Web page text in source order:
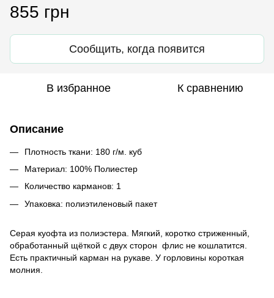
855 грн
Сообщить, когда появится
В избранное К сравнению
Описание
Плотность ткани: 180 г/м. куб
Материал: 100% Полиестер
Количество карманов: 1
Упаковка: полиэтиленовый пакет
Серая куофта из полиэстера. Мягкий, коротко стриженный,
обработанный щёткой с двух сторон флис не кошлатится.
Есть практичный карман на рукаве. У горловины короткая
молния.